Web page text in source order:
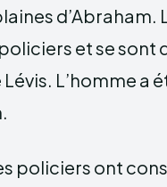
d’Abraham.
et se sont
L’homme a
policiers ont